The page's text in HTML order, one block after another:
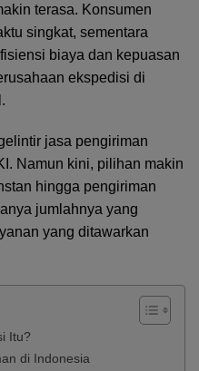
terasa. Konsumen
singkat, sementara
biaya dan kepuasan
ekspedisi di
jasa pengiriman
Namun kini, pilihan makin
hingga pengiriman
jumlahnya yang
yang ditawarkan
Itu?
di Indonesia